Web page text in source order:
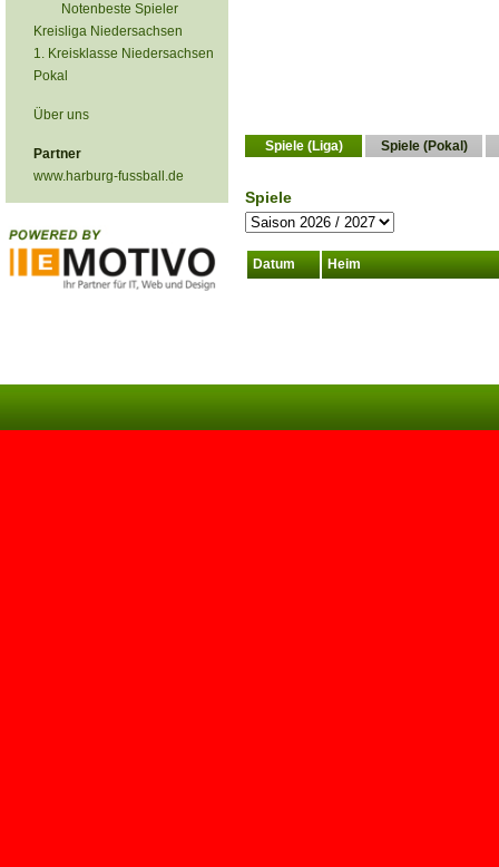
Notenbeste Spieler
Kreisliga Niedersachsen
1. Kreisklasse Niedersachsen
Pokal
Über uns
Partner
www.harburg-fussball.de
Spiele (Liga) Spiele (Pokal)
Spiele
Datum Heim